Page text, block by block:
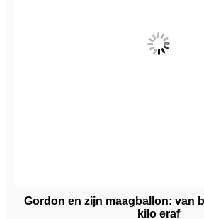
Gordon en zijn maagballon: van
kilo eraf